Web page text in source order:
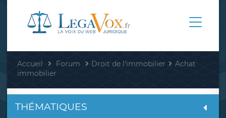
Accueil Forum Droit de l'immobilier
Achat
immobilier
THÉMATIQUES